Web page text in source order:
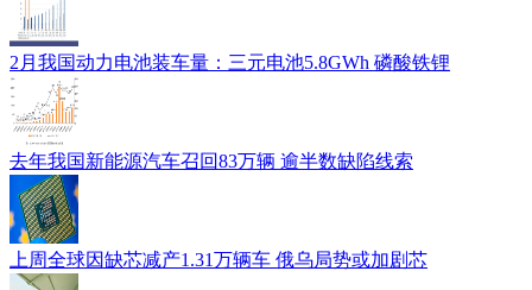
2月我国动力电池装车量：三元电池5.8GWh 磷酸铁锂
去年我国新能源汽车召回83万辆 逾半数缺陷线索
上周全球因缺芯减产1.31万辆车 俄乌局势或加剧芯